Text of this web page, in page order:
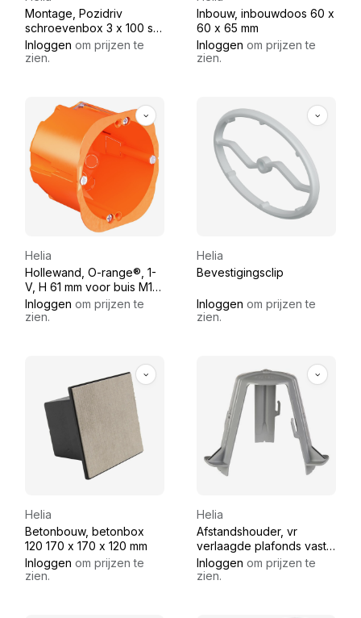
Montage, Pozidriv
schroevenbox 3 x 100 st
(15/25/40 mm)
Inloggen om prijzen te
zien.
Inbouw, inbouwdoos 60 x
60 x 65 mm
Inloggen om prijzen te
zien.
Helia
Hollewand, O-range®, 1-
V, H 61 mm voor buis M16-
M25
Inloggen om prijzen te
zien.
Helia
Bevestigingsclip
Inloggen om prijzen te
zien.
Helia
Betonbouw, betonbox
120 170 x 170 x 120 mm
Inloggen om prijzen te
zien.
Helia
Afstandshouder, vr
verlaagde plafonds vaste
diepte
Inloggen om prijzen te
zien.